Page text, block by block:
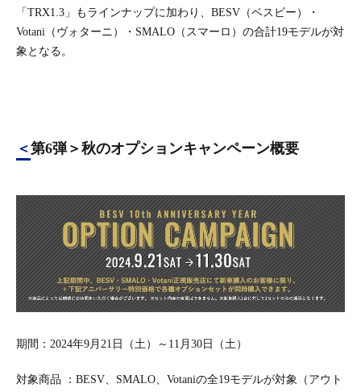
「TRX1.3」もラインナップに加わり、BESV（ベスビー）・
Votani（ヴォターニ）・SMALO（スマーロ）の合計19モデルが対
象となる。
＜第6弾＞秋のオプションキャンペーン概要
期間：2024年9月21日（土）～11月30日（土）
対象商品 ：BESV、SMALO、Votaniの全19モデルが対象（アウト